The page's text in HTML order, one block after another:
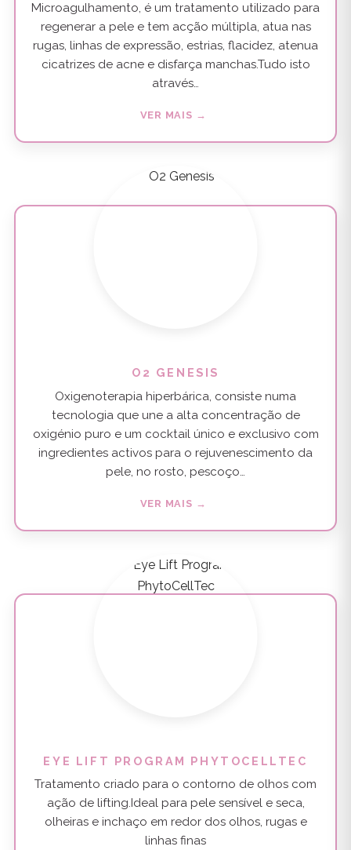
Microagulhamento, é um tratamento utilizado para
regenerar a pele e tem acção múltipla, atua nas
rugas, linhas de expressão, estrias, flacidez, atenua
cicatrizes de acne e disfarça manchas.Tudo isto
através…
VER MAIS →
O2 GENESIS
Oxigenoterapia hiperbárica, consiste numa
tecnologia que une a alta concentração de
oxigénio puro e um cocktail único e exclusivo com
ingredientes activos para o rejuvenescimento da
pele, no rosto, pescoço…
VER MAIS →
EYE LIFT PROGRAM PHYTOCELLTEC
Tratamento criado para o contorno de olhos com
ação de lifting.Ideal para pele sensível e seca,
olheiras e inchaço em redor dos olhos, rugas e
linhas finas